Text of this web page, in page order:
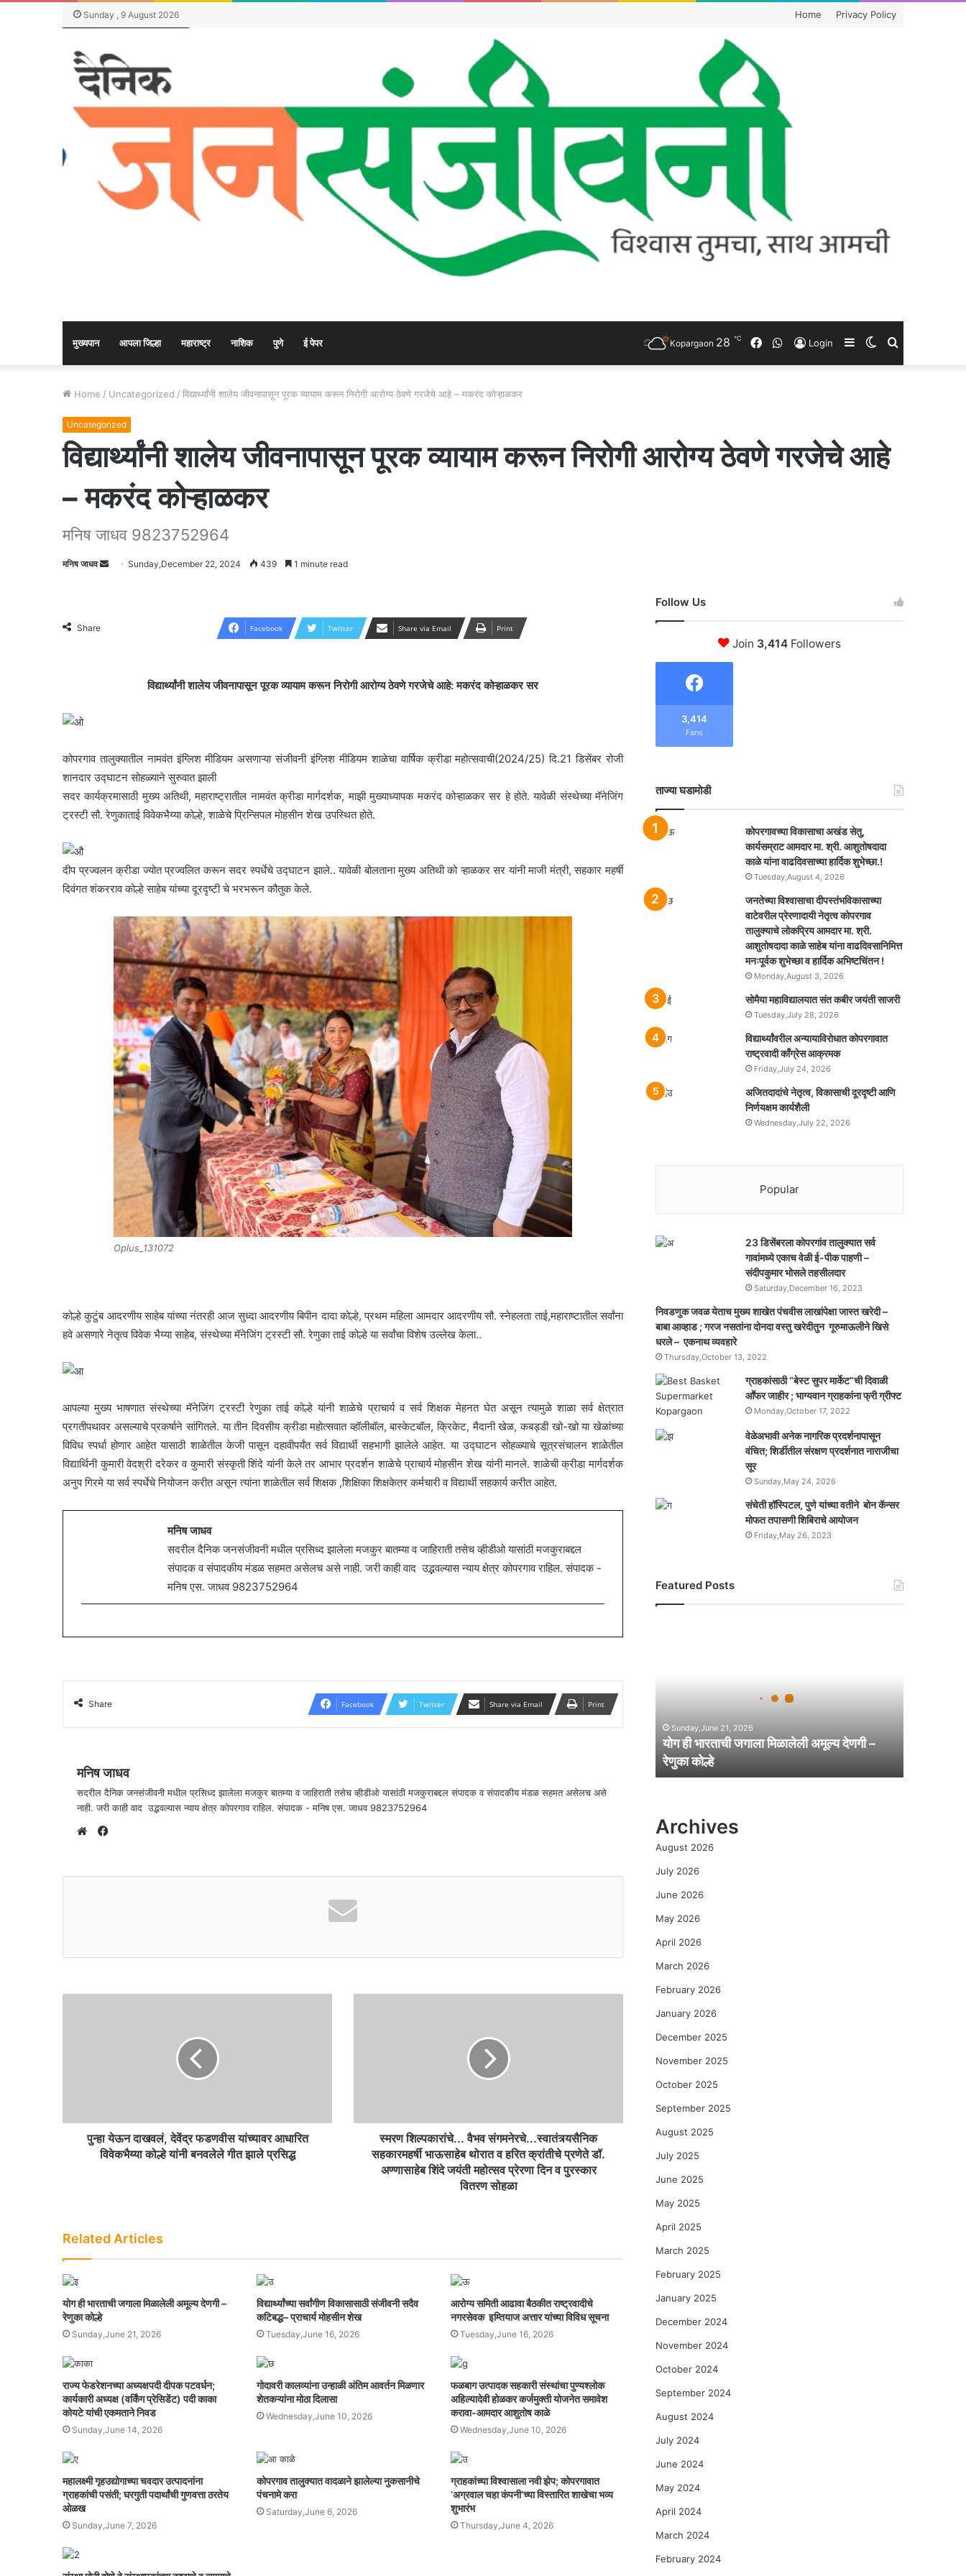
Sunday , 9 August 2026 Home Privacy Policy
मुख्यपान आपला जिल्हा महाराष्ट्र नाशिक पुणे ई पेपर Search
Switch
Sidebar
Login
WhatsApp
Facebook
Kopargaon 28 ℃
Home / Uncategorized / विद्यार्थ्यांनी शालेय जीवनापासून पूरक व्यायाम करून निरोगी आरोग्य ठेवणे गरजेचे आहे – मकरंद कोऱ्हाळकर
Uncategorized
विद्यार्थ्यांनी शालेय जीवनापासून पूरक व्यायाम करून निरोगी आरोग्य ठेवणे गरजेचे आहे
– मकरंद कोऱ्हाळकर
मनिष जाधव 9823752964
मनिष जाधव
SendSunday,December 22, 2024 439 1 minute read
Share Facebook Twitter Share via Email Print
विद्यार्थ्यांनी शालेय जीवनापासून पूरक व्यायाम करून निरोगी आरोग्य ठेवणे गरजेचे आहे: मकरंद कोऱ्हाळकर सर
कोपरगाव तालुक्यातील नामवंत इंग्लिश मीडियम असणाऱ्या संजीवनी इंग्लिश मीडियम शाळेचा वार्षिक क्रीडा महोत्सवाची(2024/25) दि.21 डिसेंबर रोजी
शानदार उद्घाटन सोहळ्याने सुरुवात झाली
सदर कार्यक्रमासाठी मुख्य अतिथी, महाराष्ट्रातील नामवंत क्रीडा मार्गदर्शक, माझी मुख्याध्यापक मकरंद कोऱ्हाळकर सर हे होते. यावेळी संस्थेच्या मॅनेजिंग
ट्रस्टी सौ. रेणुकाताई विवेकभैय्या कोल्हे, शाळेचे प्रिन्सिपल मोहसीन शेख उपस्थित होते.
दीप प्रज्वलन क्रीडा ज्योत प्रज्वलित करून सदर स्पर्धेचे उद्घाटन झाले.. यावेळी बोलताना मुख्य अतिथी को ऱ्हाळकर सर यांनी माजी मंत्री, सहकार महर्षी
दिवंगत शंकरराव कोल्हे साहेब यांच्या दूरदृष्टी चे भरभरून कौतुक केले.
Oplus_131072
कोल्हे कुटुंब आदरणीय साहेब यांच्या नंतरही आज सुध्दा आदरणीय बिपीन दादा कोल्हे, प्रथम महिला आमदार आदरणीय सौ. स्नेहलता ताई,महाराष्टातील सर्वांना
हवे असणारे नेतृत्व विवेक भैय्या साहेब, संस्थेच्या मॅनेजिंग ट्रस्टी सौ. रेणुका ताई कोल्हे या सर्वांचा विशेष उल्लेख केला..
आपल्या मुख्य भाषणात संस्थेच्या मॅनेजिंग ट्रस्टी रेणुका ताई कोल्हे यांनी शाळेचे प्राचार्य व सर्व शिक्षक मेहनत घेत असून त्यामुळे शाळा सर्व क्षेत्रात
प्रगतीपथावर असल्याचे प्रकर्षाने सांगितले. या तीन दिवसीय क्रीडा महोत्सवात व्हॉलीबॉल, बास्केटबॉल, क्रिकेट, मैदानी खेळ, कबड्डी खो-खो या खेळांच्या
विविध स्पर्धा होणार आहेत यासाठी शाळेतील केजी पासून दहावीपर्यंत सर्व विद्यार्थी सहभागी झालेले आहेत. या उद्घाटन सोहळ्याचे सूत्रसंचालन शाळेतील
विद्यार्थिनी कुमारी वेदश्री दरेकर व कुमारी संस्कृती शिंदे यांनी केले तर आभार प्रदर्शन शाळेचे प्राचार्य मोहसीन शेख यांनी मानले. शाळेची क्रीडा मार्गदर्शक
अनुप गिरमे या सर्व स्पर्धेचे नियोजन करीत असून त्यांना शाळेतील सर्व शिक्षक ,शिक्षिका शिक्षकेतर कर्मचारी व विद्यार्थी सहकार्य करीत आहेत.
मनिष जाधव
सदरील दैनिक जनसंजीवनी मधील प्रसिध्द झालेला मजकुर बातम्या व जाहिराती तसेच व्हीडीओ यासांठी मजकुराबद्दल
संपादक व संपादकीय मंडळ सहमत असेलच असे नाही. जरी काही वाद उद्भवल्यास न्याय क्षेत्र कोपरगाव राहिल. संपादक -
मनिष एस. जाधव 9823752964
Share Facebook Twitter Share via Email Print
मनिष जाधव
सदरील दैनिक जनसंजीवनी मधील प्रसिध्द झालेला मजकुर बातम्या व जाहिराती तसेच व्हीडीओ यासांठी मजकुराबद्दल संपादक व संपादकीय मंडळ सहमत असेलच असे
नाही. जरी काही वाद उद्भवल्यास न्याय क्षेत्र कोपरगाव राहिल. संपादक - मनिष एस. जाधव 9823752964
पुन्हा येऊन दाखवलं, देवेंद्र फडणवीस यांच्यावर आधारित
विवेकभैय्या कोल्हे यांनी बनवलेले गीत झाले प्रसिद्ध
स्मरण शिल्पकारांचे... वैभव संगमनेरचे...स्वातंत्र्यसैनिक
सहकारमहर्षी भाऊसाहेब थोरात व हरित क्रांतीचे प्रणेते डॉ.
अण्णासाहेब शिंदे जयंती महोत्सव प्रेरणा दिन व पुरस्कार
वितरण सोहळा
Related Articles
योग ही भारताची जगाला मिळालेली अमूल्य देणगी –
रेणुका कोल्हे
Sunday,June 21, 2026
विद्यार्थ्यांच्या सर्वांगीण विकासासाठी संजीवनी सदैव
कटिबद्ध– प्राचार्य मोहसीन शेख
Tuesday,June 16, 2026
आरोग्य समिती आढावा बैठकीत राष्ट्रवादीचे
नगरसेवक इम्तियाज अत्तार यांच्या विविध सूचना
Tuesday,June 16, 2026
राज्य फेडरेशनच्या अध्यक्षपदी दीपक पटवर्धन;
कार्यकारी अध्यक्ष (वर्किंग प्रेसिडेंट) पदी काका
कोयटे यांची एकमताने निवड
Sunday,June 14, 2026
गोदावरी कालव्यांना उन्हाळी अंतिम आवर्तन मिळणार
शेतकऱ्यांना मोठा दिलासा
Wednesday,June 10, 2026
फळबाग उत्पादक सहकारी संस्थांचा पुण्यश्लोक
अहिल्यादेवी होळकर कर्जमुक्ती योजनेत समावेश
करावा-आमदार आशुतोष काळे
Wednesday,June 10, 2026
महालक्ष्मी गृहउद्योगाच्या चवदार उत्पादनांना
ग्राहकांची पसंती; घरगुती पदार्थांची गुणवत्ता ठरतेय
ओळख
Sunday,June 7, 2026
कोपरगाव तालुक्यात वादळाने झालेल्या नुकसानीचे
पंचनामे करा
Saturday,June 6, 2026
ग्राहकांच्या विश्वासाला नवी झेप; कोपरगावात
‘अग्रवाल चहा कंपनी’च्या विस्तारित शाखेचा भव्य
शुभारंभ
Thursday,June 4, 2026
Follow Us
Join 3,414 Followers
3,414
Fans
ताज्या घडामोडी
कोपरगावच्या विकासाचा अखंड सेतु,
कार्यसम्राट आमदार मा. श्री. आशुतोषदादा
काळे यांना वाढदिवसाच्या हार्दिक शुभेच्छा.!
Tuesday,August 4, 2026
जनतेच्या विश्वासाचा दीपस्तंभविकासाच्या
वाटेवरील प्रेरणादायी नेतृत्व कोपरगाव
तालुक्याचे लोकप्रिय आमदार मा. श्री.
आशुतोषदादा काळे साहेब यांना वाढदिवसानिमित्त
मनःपूर्वक शुभेच्छा व हार्दिक अभिष्टचिंतन !
Monday,August 3, 2026
सोमैया महाविद्यालयात संत कबीर जयंती साजरी
Tuesday,July 28, 2026
विद्यार्थ्यांवरील अन्यायाविरोधात कोपरगावात
राष्ट्रवादी काँग्रेस आक्रमक
Friday,July 24, 2026
अजितदादांचे नेतृत्व, विकासाची दूरदृष्टी आणि
निर्णयक्षम कार्यशैली
Wednesday,July 22, 2026
Popular
23 डिसेंबरला कोपरगांव तालुक्‍यात सर्व
गावांमध्ये एकाच वेळी ई-पीक पाहणी –
संदीपकुमार भोसले तहसीलदार
Saturday,December 16, 2023
निवडणुक जवळ येताच मुख्य शाखेत पंचवीस लाखांपेक्षा जास्त खरेदी –
बाबा आव्हाड ; गरज नसतांना दोनदा वस्तु खरेदीतुन गूरुमाऊलीने खिसे
धरले – एकनाथ व्यवहारे
Thursday,October 13, 2022
ग्राहकांसाठी “बेस्ट सुपर मार्केट”ची दिवाळी
आॕफर जाहीर ; भाग्यवान ग्राहकांना फ्री ग्रीफ्ट
Monday,October 17, 2022
वेळेअभावी अनेक नागरिक प्रदर्शनापासून
वंचित; शिर्डीतील संरक्षण प्रदर्शनात नाराजीचा
सूर
Sunday,May 24, 2026
संचेती हॉस्पिटल, पुणे यांच्या वतीने बोन कॅन्सर
मोफत तपासणी शिबिराचे आयोजन
Friday,May 26, 2023
Featured Posts
गा
ला
मि
ली
मू
ल्य
ण
गी
रे
को
Sunday,June 21, 2026
योग ही भारताची जगाला मिळालेली अमूल्य देणगी –
रेणुका कोल्हे
Archives
August 2026
July 2026
June 2026
May 2026
April 2026
March 2026
February 2026
January 2026
December 2025
November 2025
October 2025
September 2025
August 2025
July 2025
June 2025
May 2025
April 2025
March 2025
February 2025
January 2025
December 2024
November 2024
October 2024
September 2024
August 2024
July 2024
June 2024
May 2024
April 2024
March 2024
February 2024